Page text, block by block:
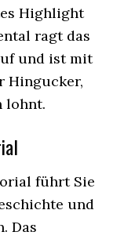
Highlight
ragt das
und ist mit
Hingucker,
lohnt.
führt Sie
und
Das